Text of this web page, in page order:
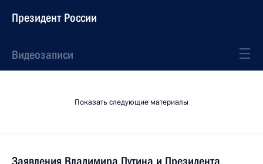
Президент России
Видеозаписи
Показать следующие материалы
Заявления Владимира Путина и Президента